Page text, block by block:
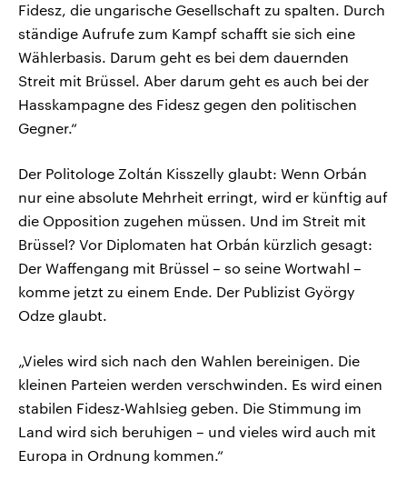
Fidesz, die ungarische Gesellschaft zu spalten. Durch
ständige Aufrufe zum Kampf schafft sie sich eine
Wählerbasis. Darum geht es bei dem dauernden
Streit mit Brüssel. Aber darum geht es auch bei der
Hasskampagne des Fidesz gegen den politischen
Gegner.“
Der Politologe Zoltán Kisszelly glaubt: Wenn Orbán
nur eine absolute Mehrheit erringt, wird er künftig auf
die Opposition zugehen müssen. Und im Streit mit
Brüssel? Vor Diplomaten hat Orbán kürzlich gesagt:
Der Waffengang mit Brüssel – so seine Wortwahl –
komme jetzt zu einem Ende. Der Publizist György
Odze glaubt.
„Vieles wird sich nach den Wahlen bereinigen. Die
kleinen Parteien werden verschwinden. Es wird einen
stabilen Fidesz-Wahlsieg geben. Die Stimmung im
Land wird sich beruhigen – und vieles wird auch mit
Europa in Ordnung kommen.“